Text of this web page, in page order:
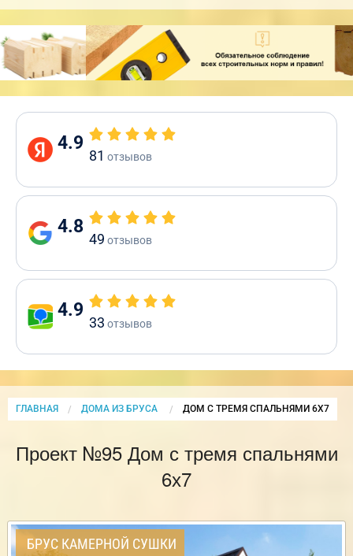
4.9
81 отзывов
4.8
49 отзывов
4.9
33 отзывов
ГЛАВНАЯ ДОМА ИЗ БРУСА CURRENT:
ДОМ С ТРЕМЯ СПАЛЬНЯМИ 6Х7
Проект №95 Дом с тремя спальнями
6х7
БРУС КАМЕРНОЙ СУШКИ